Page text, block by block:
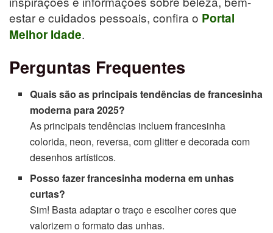
estar e cuidados pessoais, confira o Portal
Melhor Idade.
Perguntas Frequentes
Quais são as principais tendências de francesinha
moderna para 2025?
As principais tendências incluem francesinha
colorida, neon, reversa, com glitter e decorada com
desenhos artísticos.
Posso fazer francesinha moderna em unhas
curtas?
Sim! Basta adaptar o traço e escolher cores que
valorizem o formato das unhas.